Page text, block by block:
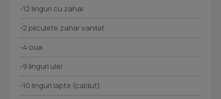
-12 linguri cu zahar
-2 pliculete zahar vanilat
-4 oua
-9 linguri ulei
-10 linguri lapte (caldut)